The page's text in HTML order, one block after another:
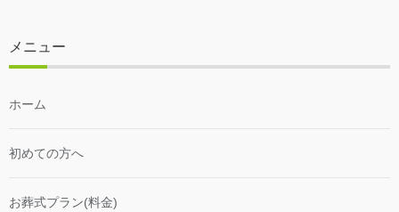
メニュー
ホーム
初めての方へ
お葬式プラン(料金)